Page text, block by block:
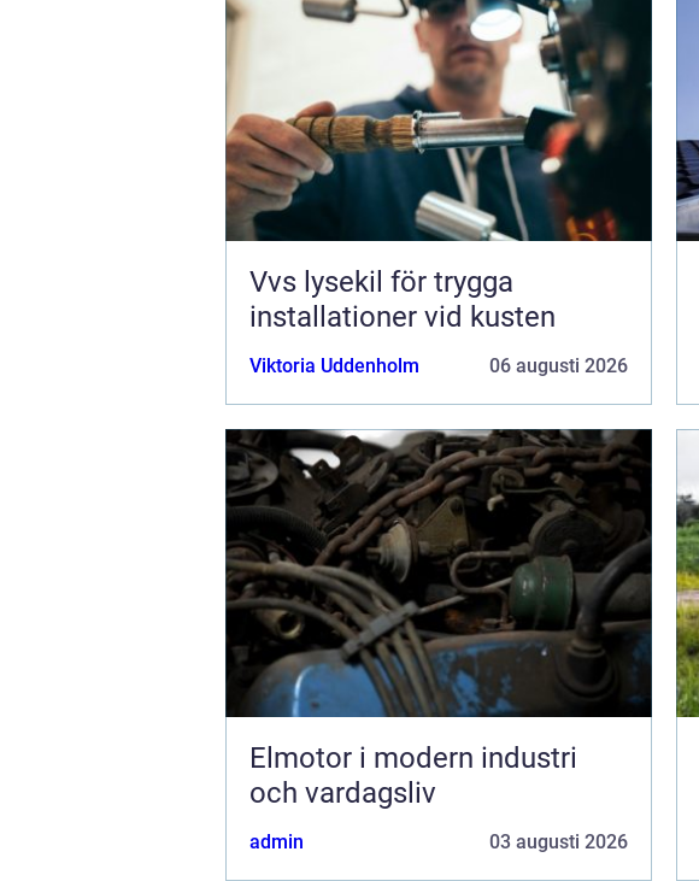
Vvs lysekil för trygga
installationer vid kusten
Viktoria Uddenholm 06 augusti 2026
Elmotor i modern industri
och vardagsliv
admin 03 augusti 2026